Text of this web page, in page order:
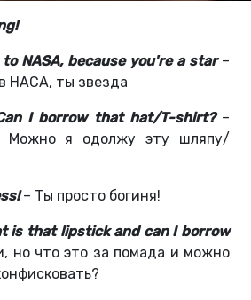
NASA, because you're a star–
НАСА, ты звезда
I borrow that hat/T-shirt?–
Можно я одолжу эту шляпу/
– Ты просто богиня!
is that lipstick and can I borrow
но что это за помада и можно